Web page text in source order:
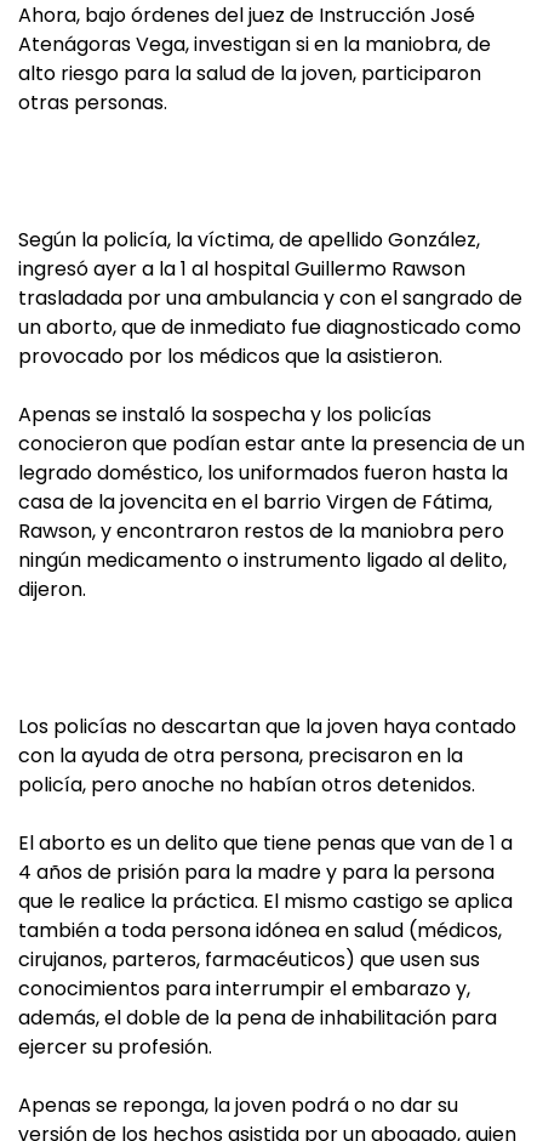
Ahora, bajo órdenes del juez de Instrucción José
Atenágoras Vega, investigan si en la maniobra, de
alto riesgo para la salud de la joven, participaron
otras personas.
Según la policía, la víctima, de apellido González,
ingresó ayer a la 1 al hospital Guillermo Rawson
trasladada por una ambulancia y con el sangrado de
un aborto, que de inmediato fue diagnosticado como
provocado por los médicos que la asistieron.
Apenas se instaló la sospecha y los policías
conocieron que podían estar ante la presencia de un
legrado doméstico, los uniformados fueron hasta la
casa de la jovencita en el barrio Virgen de Fátima,
Rawson, y encontraron restos de la maniobra pero
ningún medicamento o instrumento ligado al delito,
dijeron.
Los policías no descartan que la joven haya contado
con la ayuda de otra persona, precisaron en la
policía, pero anoche no habían otros detenidos.
El aborto es un delito que tiene penas que van de 1 a
4 años de prisión para la madre y para la persona
que le realice la práctica. El mismo castigo se aplica
también a toda persona idónea en salud (médicos,
cirujanos, parteros, farmacéuticos) que usen sus
conocimientos para interrumpir el embarazo y,
además, el doble de la pena de inhabilitación para
ejercer su profesión.
Apenas se reponga, la joven podrá o no dar su
versión de los hechos asistida por un abogado, quien